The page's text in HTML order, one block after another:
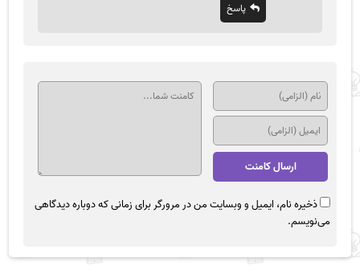
پاسخ
ذخیره نام، ایمیل و وبسایت من در مرورگر برای زمانی که دوباره دیدگاهی
می‌نویسم.